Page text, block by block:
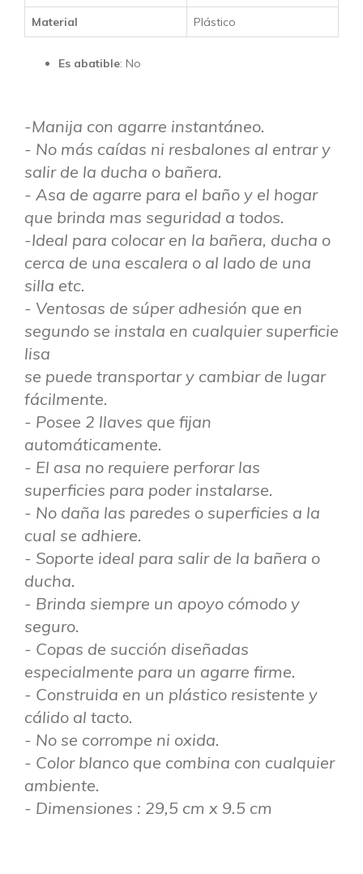
Material Plástico
Es abatible: No
-Manija con agarre instantáneo.
- No más caídas ni resbalones al entrar y
salir de la ducha o bañera.
- Asa de agarre para el baño y el hogar
que brinda mas seguridad a todos.
-Ideal para colocar en la bañera, ducha o
cerca de una escalera o al lado de una
silla etc.
- Ventosas de súper adhesión que en
segundo se instala en cualquier superficie
lisa
se puede transportar y cambiar de lugar
fácilmente.
- Posee 2 llaves que fijan
automáticamente.
- El asa no requiere perforar las
superficies para poder instalarse.
- No daña las paredes o superficies a la
cual se adhiere.
- Soporte ideal para salir de la bañera o
ducha.
- Brinda siempre un apoyo cómodo y
seguro.
- Copas de succión diseñadas
especialmente para un agarre firme.
- Construida en un plástico resistente y
cálido al tacto.
- No se corrompe ni oxida.
- Color blanco que combina con cualquier
ambiente.
- Dimensiones : 29,5 cm x 9.5 cm